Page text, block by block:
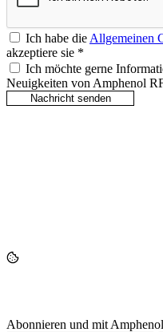
Ich habe die Allgemeinen
akzeptiere sie *
Ich möchte gerne
Neuigkeiten von Amphenol
Abonnieren und mit